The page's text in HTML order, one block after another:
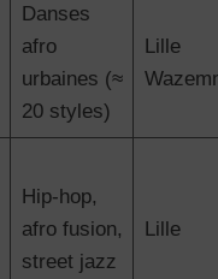
Danses
afro
urbaines (≈
20 styles)
Lille
Hip-hop,
afro fusion,
street jazz
Lille